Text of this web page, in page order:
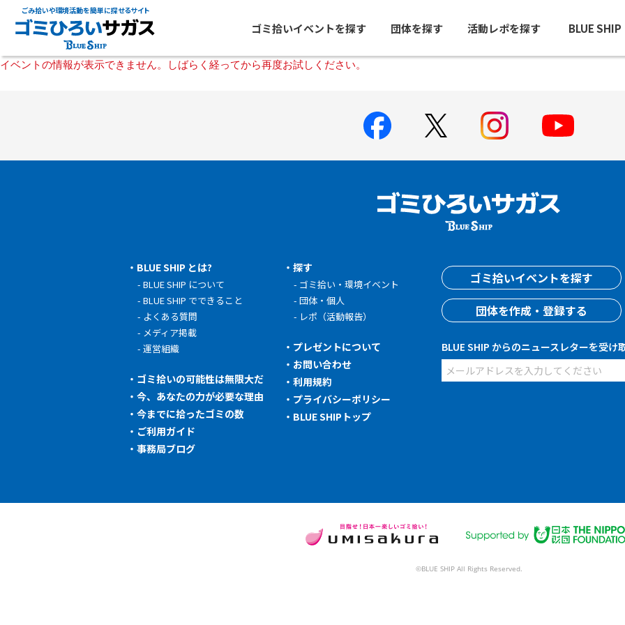
ごみ拾いや環境活動を簡単に探せるサイト
ゴミ拾いイベントを探す 団体を探す 活動レポを探す BLUE SHIP
イベントの情報が表示できません。しばらく経ってから再度お試しください。
BLUE SHIP とは?
BLUE SHIP について
BLUE SHIP でできること
よくある質問
メディア掲載
運営組織
ゴミ拾いの可能性は無限大だ
今、あなたの力が必要な理由
今までに拾ったゴミの数
ご利用ガイド
事務局ブログ
探す
ゴミ拾い・環境イベント
団体・個人
レポ（活動報告）
プレゼントについて
お問い合わせ
利用規約
プライバシーポリシー
BLUE SHIPトップ
ゴミ拾いイベントを探す
団体を作成・登録する
BLUE SHIP からのニュースレターを受け
©BLUE SHIP All Rights Reserved.